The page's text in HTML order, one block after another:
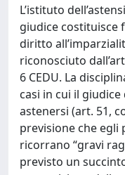
L’istituto
giudice costituisce
diritto
riconosciuto
6 CEDU. La
casi in cui il
astenersi (art. 51,
previsione che egli
ricorrano “gravi
previsto un